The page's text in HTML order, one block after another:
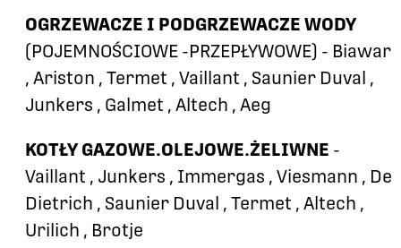
OGRZEWACZE I PODGRZEWACZE WODY
(POJEMNOŚCIOWE -PRZEPŁYWOWE) - Biawar
, Ariston , Termet , Vaillant , Saunier Duval ,
Junkers , Galmet , Altech , Aeg
KOTŁY GAZOWE.OLEJOWE.ŻELIWNE -
Vaillant , Junkers , Immergas , Viesmann , De
Dietrich , Saunier Duval , Termet , Altech ,
Urilich , Brotje